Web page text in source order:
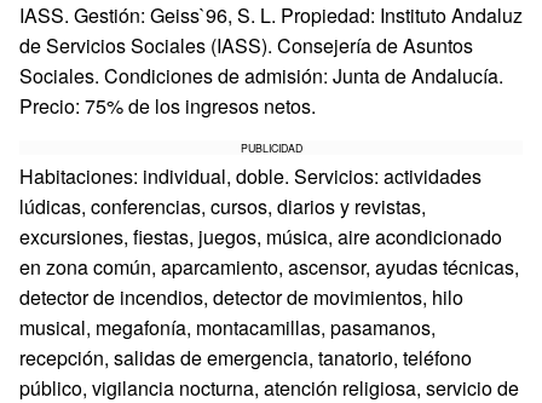
IASS. Gestión: Geiss`96, S. L. Propiedad: Instituto Andaluz
de Servicios Sociales (IASS). Consejería de Asuntos
Sociales. Condiciones de admisión: Junta de Andalucía.
Precio: 75% de los ingresos netos.
PUBLICIDAD
Habitaciones: individual, doble. Servicios: actividades
lúdicas, conferencias, cursos, diarios y revistas,
excursiones, fiestas, juegos, música, aire acondicionado
en zona común, aparcamiento, ascensor, ayudas técnicas,
detector de incendios, detector de movimientos, hilo
musical, megafonía, montacamillas, pasamanos,
recepción, salidas de emergencia, tanatorio, teléfono
público, vigilancia nocturna, atención religiosa, servicio de